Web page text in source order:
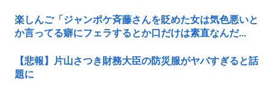
楽しんご「ジャンポケ斉藤さんを貶めた女は気色悪いと
か言ってる癖にフェラするとか口だけは素直なんだ...
【悲報】片山さつき財務大臣の防災服がヤバすぎると話
題に